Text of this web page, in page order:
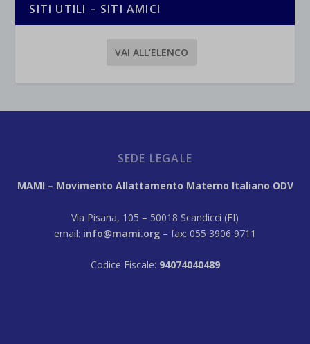
SITI UTILI – SITI AMICI
VAI ALL’ELENCO
SEDE LEGALE
MAMI – Movimento Allattamento Materno Italiano ODV
Via Pisana, 105 – 50018 Scandicci (FI)
email: info@mami.org – fax: 055 3906 9711
Codice Fiscale: 94074040489